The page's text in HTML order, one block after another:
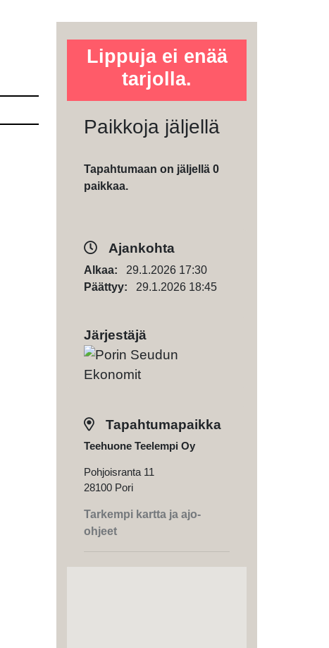
Lippuja ei enää
tarjolla.
Paikkoja jäljellä
Tapahtumaan on jäljellä 0
paikkaa.
Ajankohta
Alkaa: 29.1.2026 17:30
Päättyy: 29.1.2026 18:45
Järjestäjä
Tapahtumapaikka
Teehuone Teelempi Oy
Pohjoisranta 11
28100 Pori
Tarkempi kartta ja ajo-
ohjeet